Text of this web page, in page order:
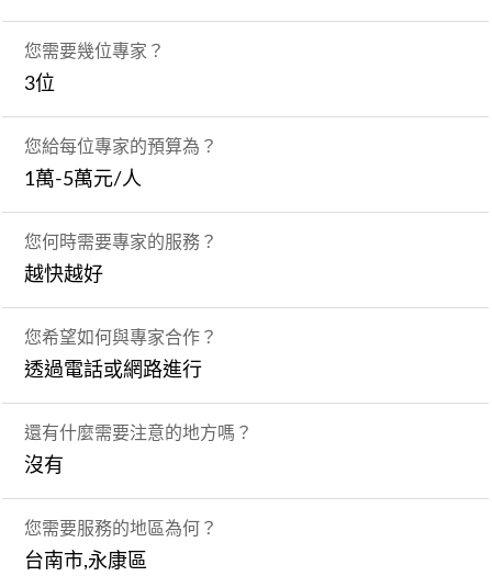
您需要幾位專家？
3位
您給每位專家的預算為？
1萬-5萬元/人
您何時需要專家的服務？
越快越好
您希望如何與專家合作？
透過電話或網路進行
還有什麼需要注意的地方嗎？
沒有
您需要服務的地區為何？
台南市,永康區